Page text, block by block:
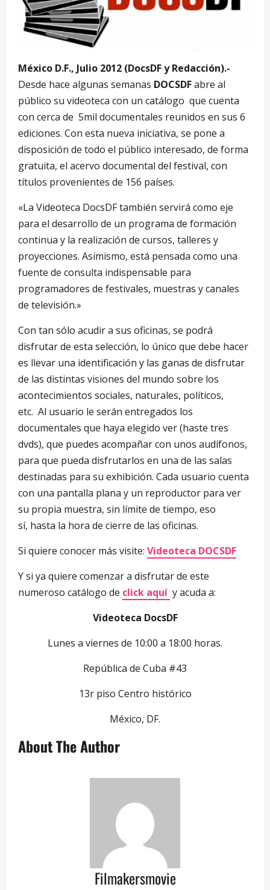
México D.F., Julio 2012 (DocsDF y Redacción).-
Desde hace algunas semanas DOCSDFabre al
público su videoteca con un catálogo que cuenta
con cerca de 5mil documentales reunidos en sus 6
ediciones. Con esta nueva iniciativa, se pone a
disposición de todo el público interesado, de forma
gratuita, el acervo documental del festival, con
títulos provenientes de 156 países.
«La Videoteca DocsDF también servirá como eje
para el desarrollo de un programa de formación
continua y la realización de cursos, talleres y
proyecciones. Asimismo, está pensada como una
fuente de consulta indispensable para
programadores de festivales, muestras y canales
de televisión.»
Con tan sólo acudir a sus oficinas, se podrá
disfrutar de esta selección, lo único que debe hacer
es llevar una identificación y las ganas de disfrutar
de las distintas visiones del mundo sobre los
acontecimientos sociales, naturales, políticos,
etc. Al usuario le serán entregados los
documentales que haya elegido ver (haste tres
dvds), que puedes acompañar con unos audífonos,
para que pueda disfrutarlos en una de las salas
destinadas para su exhibición. Cada usuario cuenta
con una pantalla plana y un reproductor para ver
su propia muestra, sin límite de tiempo, eso
sí, hasta la hora de cierre de las oficinas.
Si quiere conocer más visite: Videoteca DOCSDF
Y si ya quiere comenzar a disfrutar de este
numeroso catálogo de click aquí y acuda a:
Videoteca DocsDF
Lunes a viernes de 10:00 a 18:00 horas.
República de Cuba #43
13r piso Centro histórico
México, DF.
About The Author
Filmakersmovie